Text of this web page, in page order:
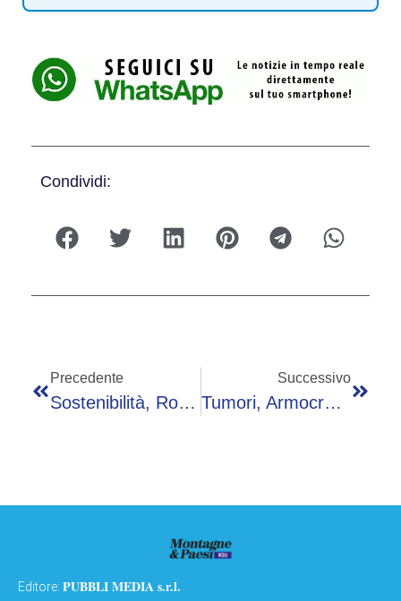
Condividi:
Precedente
Sostenibilità, Romenti (Iulm): “Cultura Sostenibilità Nostra Prerogativa Da Tempo”
Successivo
Tumori, Armocromia Per Il Benessere Psicologico Delle Pazienti
Editore: PUBBLI MEDIA s.r.l.